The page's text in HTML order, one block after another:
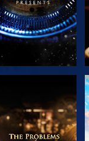
EXPLORA LAS
SERIES